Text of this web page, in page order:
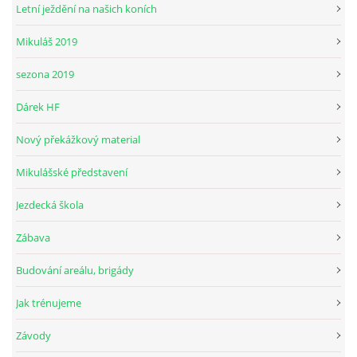
Letní ježdění na našich koních
Mikuláš 2019
sezona 2019
Dárek HF
Nový překážkový material
Mikulášské představení
Jezdecká škola
Zábava
Budování areálu, brigády
Jak trénujeme
Závody